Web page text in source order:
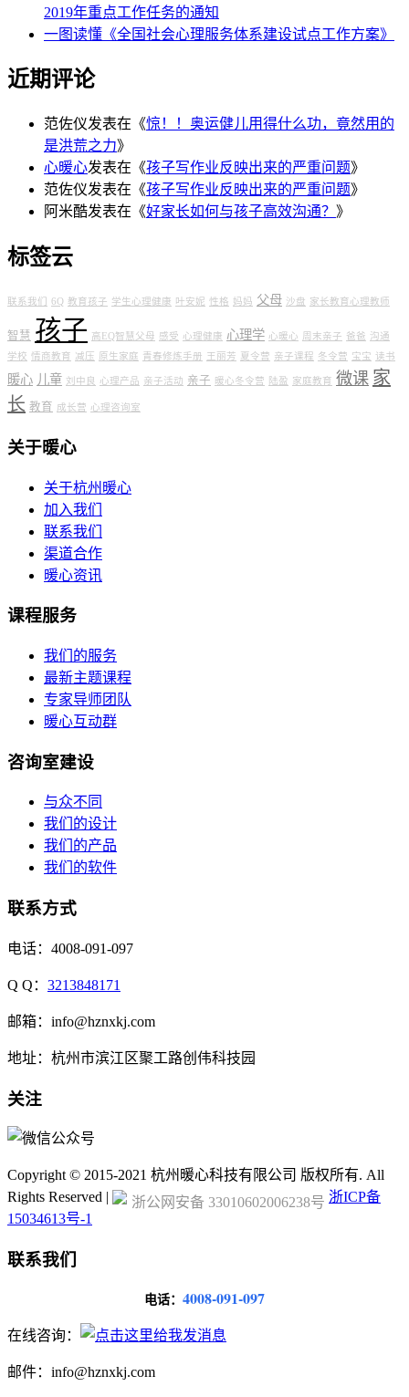
2019年重点工作任务的通知
一图读懂《全国社会心理服务体系建设试点工作方案》
近期评论
范佐仪发表在《惊！！奥运健儿用得什么功，竟然用的
是洪荒之力》
心暖心发表在《孩子写作业反映出来的严重问题》
范佐仪发表在《孩子写作业反映出来的严重问题》
阿米酷发表在《好家长如何与孩子高效沟通？ 》
标签云
联系我们 6Q 教育孩子 学生心理健康 叶安妮 性格 妈妈 父母 沙盘 家长教育心理教师
智慧 孩子 高EQ智慧父母 感受 心理健康 心理学 心暖心 周末亲子 爸爸 沟通
学校 情商教育 减压 原生家庭 青春修炼手册 王丽芳 夏令营 亲子课程 冬令营 宝宝 读书
暖心 儿童 刘中良 心理产品 亲子活动 亲子 暖心冬令营 陆盈 家庭教育 微课 家
长 教育 成长营 心理咨询室
关于暖心
关于杭州暖心
加入我们
联系我们
渠道合作
暖心资讯
课程服务
我们的服务
最新主题课程
专家导师团队
暖心互动群
咨询室建设
与众不同
我们的设计
我们的产品
我们的软件
联系方式
电话：4008-091-097
Q Q： 3213848171
邮箱：info@hznxkj.com
地址： 杭州市滨江区聚工路创伟科技园
关注
Copyright © 2015-2021 杭州暖心科技有限公司 版权所有. All
Rights Reserved |
浙公网安备 33010602006238号 浙ICP备
15034613号-1
联系我们
电话： 4008-091-097
在线咨询：
邮件：info@hznxkj.com